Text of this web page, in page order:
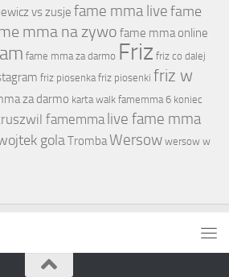
vs zusje fame mma livefame
mma na zywo fame mma online
fame mma za darmo Friz friz co dalej
friz piosenka friz piosenki friz w
za darmo karta walk famemma 6 koniec
famemma live fame mma
golaTrombaWersow wersow w